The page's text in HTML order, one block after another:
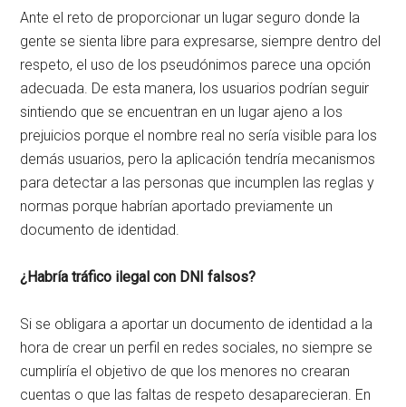
Ante el reto de proporcionar un lugar seguro donde la
gente se sienta libre para expresarse, siempre dentro del
respeto, el uso de los pseudónimos parece una opción
adecuada. De esta manera, los usuarios podrían seguir
sintiendo que se encuentran en un lugar ajeno a los
prejuicios porque el nombre real no sería visible para los
demás usuarios, pero la aplicación tendría mecanismos
para detectar a las personas que incumplen las reglas y
normas porque habrían aportado previamente un
documento de identidad.
¿Habría tráfico ilegal con DNI falsos?
Si se obligara a aportar un documento de identidad a la
hora de crear un perfil en redes sociales, no siempre se
cumpliría el objetivo de que los menores no crearan
cuentas o que las faltas de respeto desaparecieran. En